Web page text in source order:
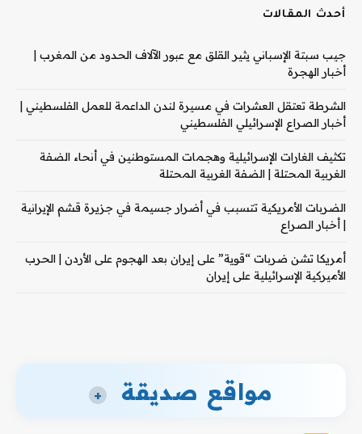
أحدث المقالات
جيب سبتة الإسباني يثير القلق مع عبور الآلاف الحدود من المغرب |
أخبار الهجرة
الشرطة تعتقل العشرات في مسيرة لندن الداعمة للعمل الفلسطيني |
أخبار الصراع الإسرائيلي الفلسطيني
تكثيف الغارات الإسرائيلية وهجمات المستوطنين في أنحاء الضفة
الغربية المحتلة | الضفة الغربية المحتلة
الضربات الأمريكية تتسبب في أضرار جسيمة في جزيرة قشم الإيرانية
| أخبار الصراع
أمريكا تشن ضربات “قوية” على إيران بعد الهجوم على الأردن | الحرب
الأميركية الإسرائيلية على إيران
مواقع صديقة +